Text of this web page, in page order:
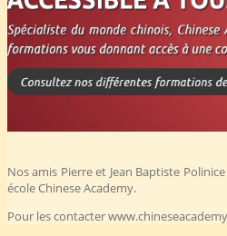
Nos amis Pierre et Jean Baptiste
école Chinese Academy.
Pour les contacter